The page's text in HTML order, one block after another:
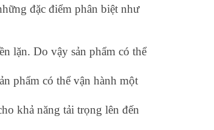
đặc điểm phân biệt như
lặn. Do vậy sản phẩm có thể
phẩm có thể vận hành một
khả năng tải trọng lên đến